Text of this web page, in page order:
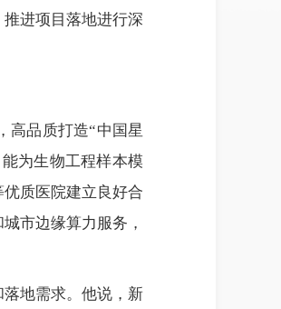
进项目落地进行深
高品质打造“中国星
为生物工程样本模
质医院建立良好合
市边缘算力服务，
地需求。他说，新